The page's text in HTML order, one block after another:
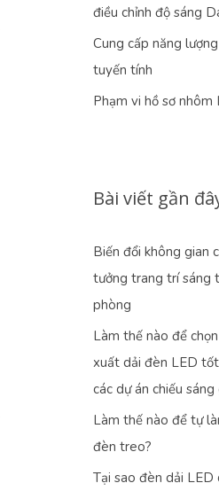
điều chỉnh độ sáng
Cung cấp năng
tuyến tính
Phạm vi hồ sơ nhôm
Bài viết gần
Biến đổi không gian
tưởng trang trí sáng
phòng
Làm thế nào để
xuất dải đèn LED
các dự án chiếu sáng
Làm thế nào để tự
đèn treo?
Tại sao đèn dải LED